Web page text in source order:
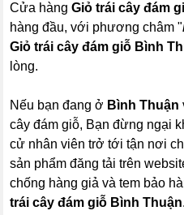
Cửa hàngGiỏ trái cây đám
hàng đầu, với phương châm "
Giỏ trái cây đám giỗ Bình
lòng.
Nếu bạn đang ở Bình Thuận
cây đám giỗ, Bạn đừng ngại
cử nhân viên trở tới tận nơi
sản phẩm đăng tải trên
chống hàng giả và tem bảo
trái cây đám giỗ Bình Thuận.